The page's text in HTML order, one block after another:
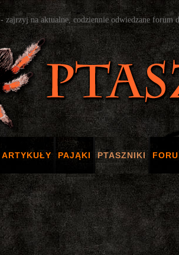
- zajrzyj na aktualne, codziennie odwiedzane forum
ARTYKUŁY PAJĄKI PTASZNIKI